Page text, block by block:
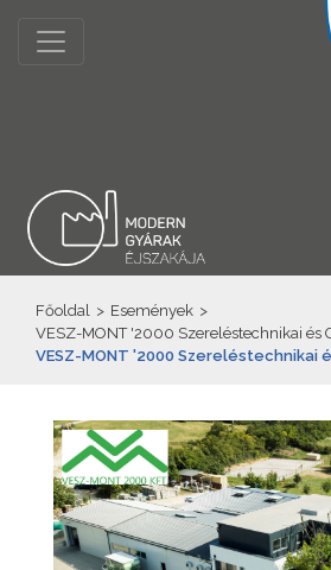
Főoldal > Események >
VESZ-MONT '2000 Szereléstechnikai és
VESZ-MONT '2000 Szereléstechnikai